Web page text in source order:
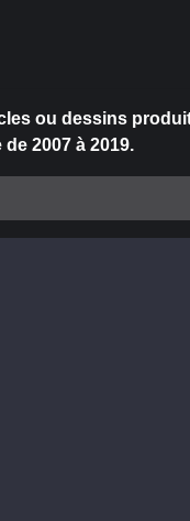
ou dessins
2007 à 2019.